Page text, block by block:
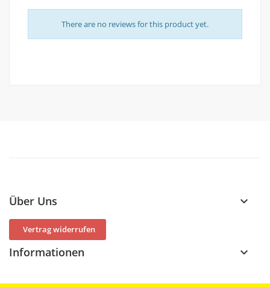
There are no reviews for this product yet.
Über Uns keyboard_arrow_down
Vertrag widerrufen
Informationen keyboard_arrow_down